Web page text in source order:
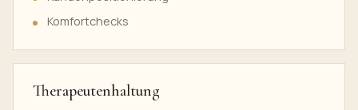
Komfortchecks
Therapeutenhaltung